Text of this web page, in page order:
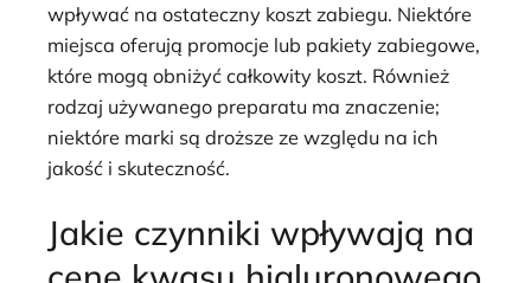
wpływać na ostateczny koszt zabiegu. Niektóre
miejsca oferują promocje lub pakiety zabiegowe,
które mogą obniżyć całkowity koszt. Również
rodzaj używanego preparatu ma znaczenie;
niektóre marki są droższe ze względu na ich
jakość i skuteczność.
Jakie czynniki wpływają na